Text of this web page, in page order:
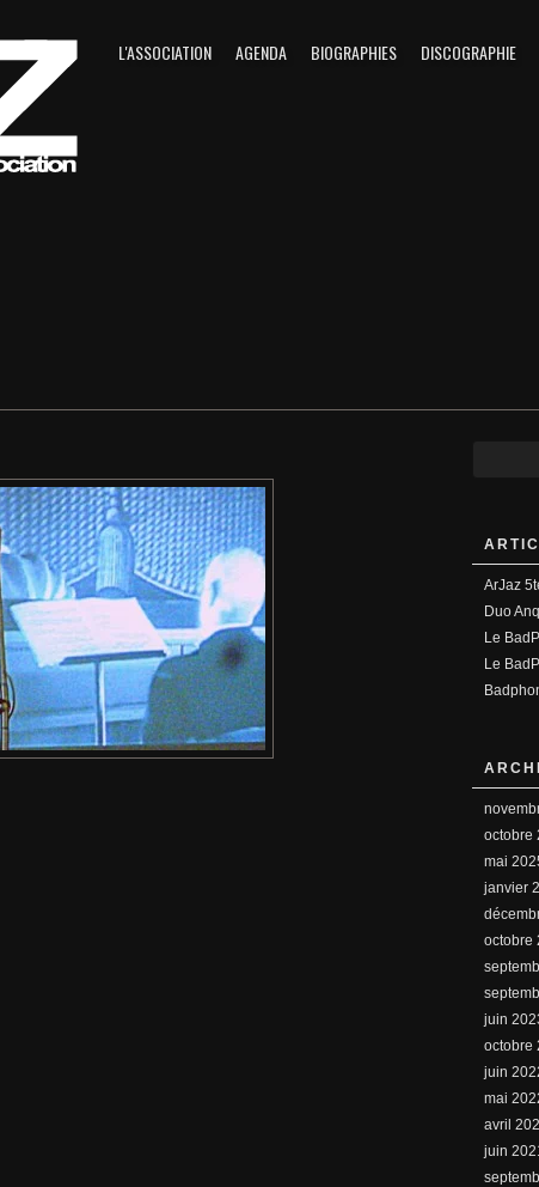
L'ASSOCIATION AGENDA BIOGRAPHIES DISCOGRAPHIE
ArJaz
Duo
Le
Le
octobre
mai
janvier
octobre
juin
octobre
juin
mai
avril
juin